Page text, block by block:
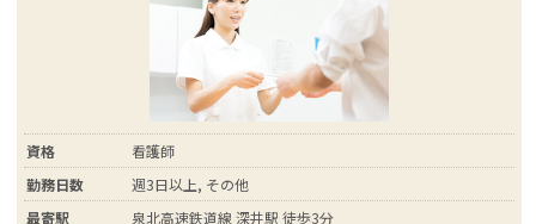
資格
看護師
勤務日数
週3日以上, その他
最寄駅
泉北高速鉄道線 深井駅 徒歩3分